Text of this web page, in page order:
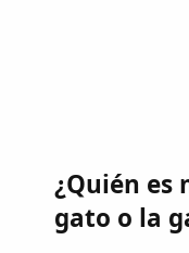
¿Quién es
gato o la